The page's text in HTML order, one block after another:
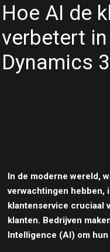
Hoe AI de
verbetert
Dynamics
In de moderne wereld,
verwachtingen hebben,
klantenservice cruciaal
klanten. Bedrijven
Intelligence (AI) om